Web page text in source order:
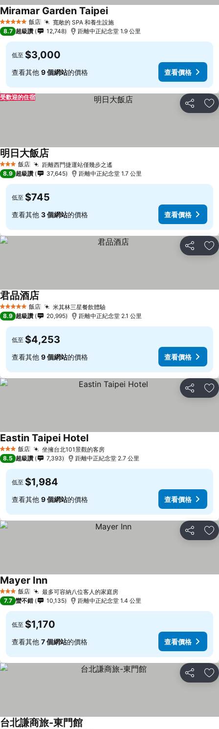
5 星級 飯店 寬敞的 SPA 和養生設施
Miramar Garden Taipei
8.7 超級讚 12,748 距離中正紀念堂 1.9 公里
低至 $3,000
查看其他 9 個網站的價格 查看價格
分享 加
受歡迎的住宿
3 星級 飯店 距離西門捷運站僅幾步之遙
明日大飯店
8.9 超級讚 37,645 距離中正紀念堂 1.7 公里
低至 $745
查看其他 3 個網站的價格 查看價格
分享 加
5 星級 飯店 米其林三星餐飲體驗
君品酒店
8.9 超級讚 20,995 距離中正紀念堂 2.1 公里
低至 $4,253
查看其他 9 個網站的價格 查看價格
分享 加
3 星級 飯店 坐擁台北101景觀的客房
Eastin Taipei Hotel
8.5 超級讚 7,393 距離中正紀念堂 2.7 公里
低至 $1,984
查看其他 9 個網站的價格 查看價格
分享 加
3 星級 飯店 最多可容納八位客人的家庭房
Mayer Inn
7.7 蠻不錯 10,135 距離中正紀念堂 1.4 公里
低至 $1,170
查看其他 7 個網站的價格 查看價格
分享 加
台北謙商旅-東門館